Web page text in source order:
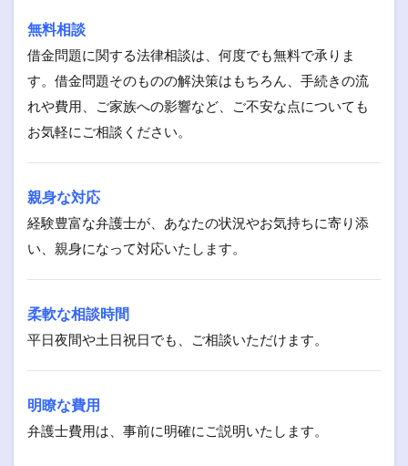
無料相談
借金問題に関する法律相談は、何度でも無料で承りま
す。借金問題そのものの解決策はもちろん、手続きの流
れや費用、ご家族への影響など、ご不安な点についても
お気軽にご相談ください。
親身な対応
経験豊富な弁護士が、あなたの状況やお気持ちに寄り添
い、親身になって対応いたします。
柔軟な相談時間
平日夜間や土日祝日でも、ご相談いただけます。
明瞭な費用
弁護士費用は、事前に明確にご説明いたします。